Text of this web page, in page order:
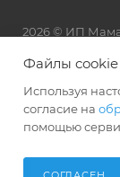
2026 © ИП
Файлы cookie
Используя
согласие на
помощью